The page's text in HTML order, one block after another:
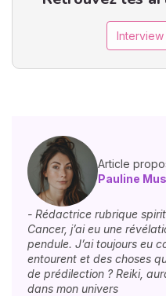
Interview
Article
Pauline
- Rédactrice rubrique
Cancer, j’ai eu une
pendule. J’ai toujours eu
entourent et des choses
de prédilection ? Reiki,
dans mon univers